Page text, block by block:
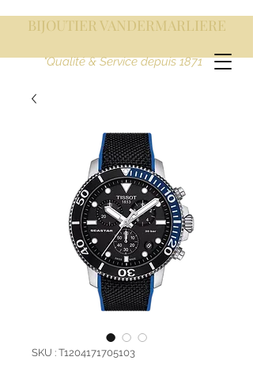
BIJOUTIER VANDERMARLIERE
"Qualité & Service depuis 1871
SKU : T1204171705103